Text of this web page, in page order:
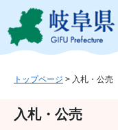
ジ
ュ
トップページ > 入札・公売
入札・公売